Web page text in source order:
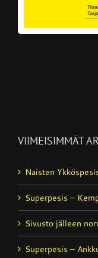
VIIMEISIMMÄT
Naisten
Superpesis –
Sivusto jälleen
Superpesis –